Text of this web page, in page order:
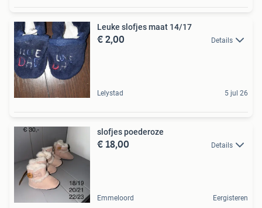
Leuke slofjes maat 14/17
€ 2,00 Details
Lelystad 5 jul 26
slofjes poederoze
€ 18,00 Details
Emmeloord Eergisteren